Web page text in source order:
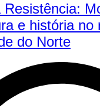
Resistência:
e história no
do Norte